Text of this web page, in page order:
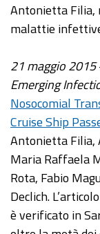
Antonietta Filia,
malattie
21 maggio 2015
Emerging
Nosocomial
Cruise Ship
Antonietta Filia,
Maria Raffaela
Rota, Fabio
Declich.
è verificato in